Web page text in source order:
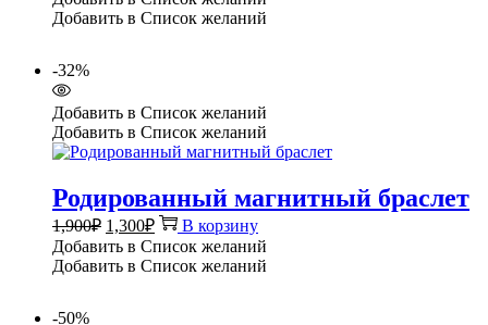
составляла
2,050₽.
Добавить в Список желаний
-32%
Добавить в Список желаний
Добавить в Список желаний
Родированный магнитный браслет
1,900₽ Первоначальная
цена
составляла
1,300₽Текущая
цена:
1,300₽.
В корзину
Добавить в Список желаний
Добавить в Список желаний
-50%